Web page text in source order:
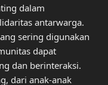
dalam
antarwarga.
sering digunakan
dapat
dan berinteraksi.
dari anak-anak